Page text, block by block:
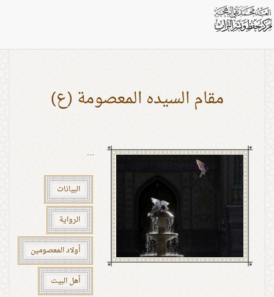
بطاقات: البيانات
مقام السيده المعصومة (ع)
...
البيانات
الرواية
أولاد المعصومين
أهل البيت